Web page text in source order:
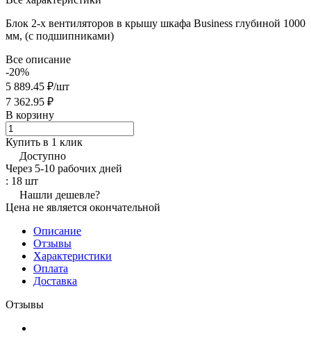
Блок 2-х вентиляторов в крышу шкафа Business глубиной 1000
мм, (с подшипниками)
Все описание
-20%
5 889.45 ₽/шт
7 362.95 ₽
В корзину
Купить в 1 клик
Доступно
Через 5-10 рабочих дней
: 18 шт
Нашли дешевле?
Цена не является окончательной
Описание
Отзывы
Характеристики
Оплата
Доставка
Отзывы